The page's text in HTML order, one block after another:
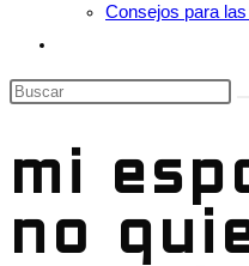
Consejos para
búsqueda
de
Buscar
mi
no